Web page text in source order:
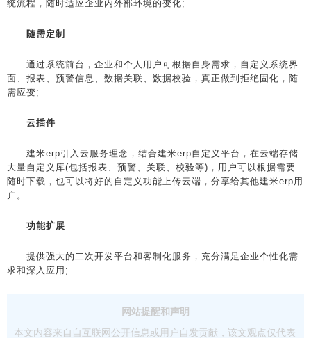
统流程，随时适应企业内外部环境的变化;
随需定制
通过系统前台，企业和个人用户可根据自身需求，自定义系统界
面、报表、预警信息、数据关联、数据校验，真正做到拒绝固化，随
需应变;
云插件
建米erp引入云服务理念，结合建米erp自定义平台，在云端存储
大量自定义库(包括报表、预警、关联、校验等)，用户可以根据需要
随时下载，也可以将好的自定义功能上传云端，分享给其他建米erp用
户。
功能扩展
提供强大的二次开发平台和客制化服务，充分满足企业个性化需
求和深入应用;
网站提醒和声明
本文内容来自自互联网公开信息或用户自发贡献，该文观点仅代表